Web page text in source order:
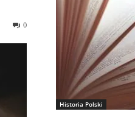
0
Historia Polski